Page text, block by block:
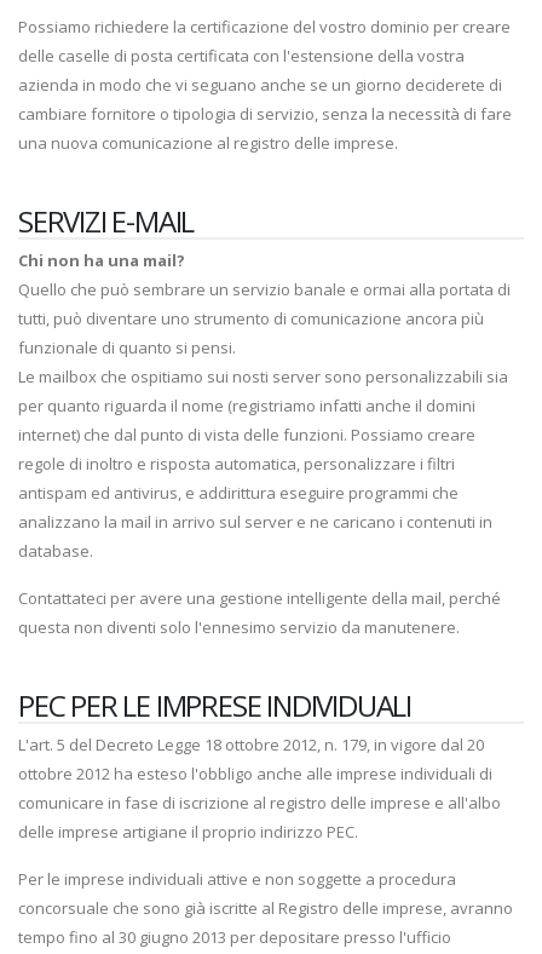
Possiamo richiedere la certificazione del vostro dominio per creare
delle caselle di posta certificata con l'estensione della vostra
azienda in modo che vi seguano anche se un giorno deciderete di
cambiare fornitore o tipologia di servizio, senza la necessità di fare
una nuova comunicazione al registro delle imprese.
SERVIZI E-MAIL
Chi non ha una mail?
Quello che può sembrare un servizio banale e ormai alla portata di
tutti, può diventare uno strumento di comunicazione ancora più
funzionale di quanto si pensi.
Le mailbox che ospitiamo sui nosti server sono personalizzabili sia
per quanto riguarda il nome (registriamo infatti anche il domini
internet) che dal punto di vista delle funzioni. Possiamo creare
regole di inoltro e risposta automatica, personalizzare i filtri
antispam ed antivirus, e addirittura eseguire programmi che
analizzano la mail in arrivo sul server e ne caricano i contenuti in
database.
Contattateci per avere una gestione intelligente della mail, perché
questa non diventi solo l'ennesimo servizio da manutenere.
PEC PER LE IMPRESE INDIVIDUALI
L'art. 5 del Decreto Legge 18 ottobre 2012, n. 179, in vigore dal 20
ottobre 2012 ha esteso l'obbligo anche alle imprese individuali di
comunicare in fase di iscrizione al registro delle imprese e all'albo
delle imprese artigiane il proprio indirizzo PEC.
Per le imprese individuali attive e non soggette a procedura
concorsuale che sono già iscritte al Registro delle imprese, avranno
tempo fino al 30 giugno 2013 per depositare presso l'ufficio